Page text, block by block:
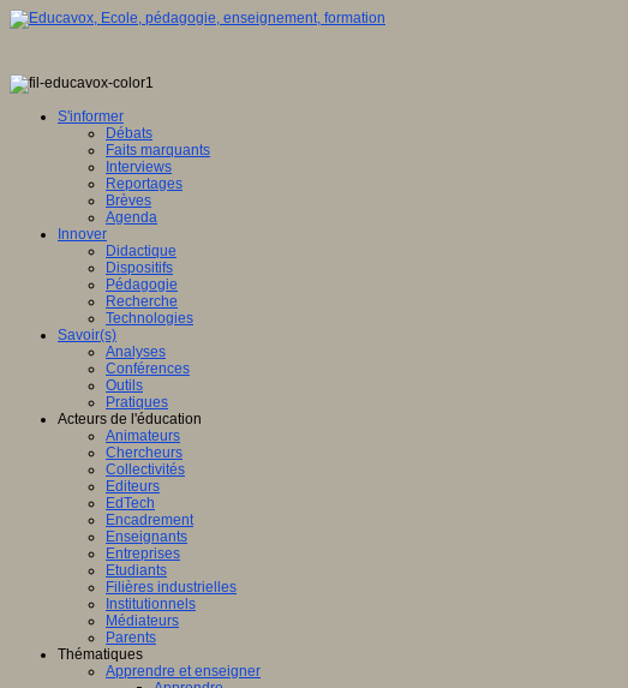
S'informer
Débats
Faits marquants
Interviews
Reportages
Brèves
Agenda
Innover
Didactique
Dispositifs
Pédagogie
Recherche
Technologies
Savoir(s)
Analyses
Conférences
Outils
Pratiques
Acteurs de l'éducation
Animateurs
Chercheurs
Collectivités
Editeurs
EdTech
Encadrement
Enseignants
Entreprises
Etudiants
Filières industrielles
Institutionnels
Médiateurs
Parents
Thématiques
Apprendre et enseigner